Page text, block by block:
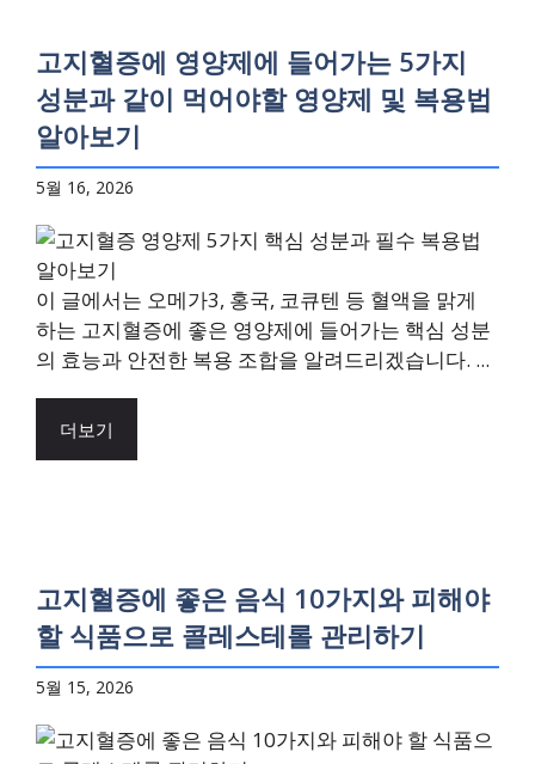
고지혈증에 영양제에 들어가는 5가지
성분과 같이 먹어야할 영양제 및 복용법
알아보기
5월 16, 2026
이 글에서는 오메가3, 홍국, 코큐텐 등 혈액을 맑게
하는 고지혈증에 좋은 영양제에 들어가는 핵심 성분
의 효능과 안전한 복용 조합을 알려드리겠습니다. ...
더보기
고지혈증에 좋은 음식 10가지와 피해야
할 식품으로 콜레스테롤 관리하기
5월 15, 2026